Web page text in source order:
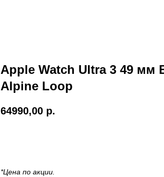
Apple Watch Ultra 3 49 мм
Alpine Loop
64990,00 р.
*Цена по акции.